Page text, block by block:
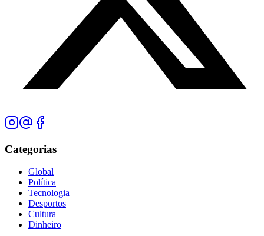
Categorias
Global
Política
Tecnologia
Desportos
Cultura
Dinheiro